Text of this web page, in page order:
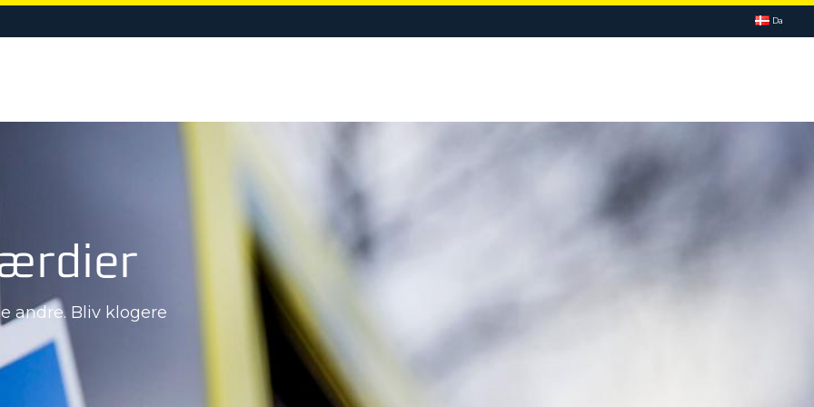
Da
andre. Bliv klogere